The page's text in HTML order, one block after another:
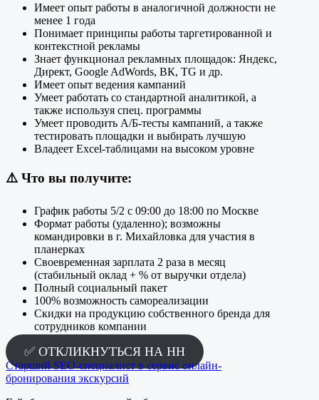
Имеет опыт работы в аналогичной должности не
менее 1 года
Понимает принципы работы таргетированной и
контекстной рекламы
Знает функционал рекламных площадок: Яндекс,
Директ, Google AdWords, ВК, TG и др.
Имеет опыт ведения кампаний
Умеет работать со стандартной аналитикой, а
также используя спец. программы
Умеет проводить A/Б-тесты кампаний, а также
тестировать площадки и выбирать лучшую
Владеет Excel-таблицами на высоком уровне
⚠️ Что вы получите:
График работы 5/2 с 09:00 до 18:00 по Москве
Формат работы (удаленно); возможны
командировки в г. Михайловка для участия в
планерках
Своевременная зарплата 2 раза в месяц
(стабильный оклад + % от выручки отдела)
Полный социальный пакет
100% возможность самореализации
Скидки на продукцию собственного бренда для
сотрудников компании
✅ ОТКЛИКНУТЬСЯ НА HH
Старший SEO-специалист в сервис онлайн-
бронирования экскурсий